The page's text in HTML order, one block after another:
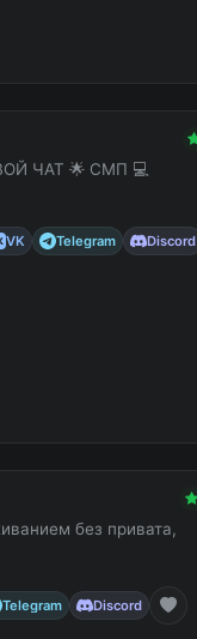
ЧАТ 🌟 СМП 💻
VK Telegram
Discord
без привата,
Telegram Discord